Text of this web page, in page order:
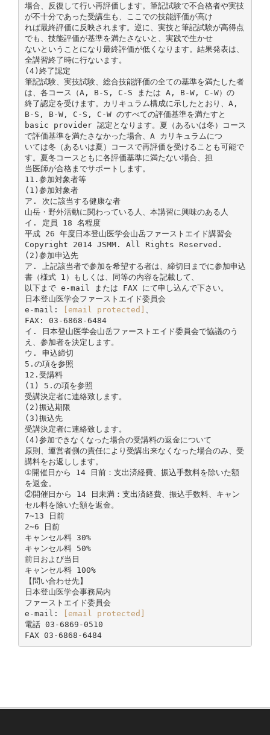
場合、反復して行い再評価します。筆記試験で不合格者や実技
が不十分であった受講生も、ここでの技能評価が高け
れば最終評価に反映されます。逆に、実技と筆記試験が高得点
でも、技能評価が基準を満たさないと、実践で生かせ
ないということになり最終評価が低くなります。結果発表は、
全講習終了時に行ないます。
(4)終了認定
筆記試験、実技試験、総合技能評価の全ての基準を満たした者
は、各コース（A, B-S, C-S または A, B-W, C-W）の
終了認定を受けます。カリキュラム構成に示したとおり、A,
B-S, B-W, C-S, C-W のすべての評価基準を満たすと
basic provider 認定となります。夏（あるいは冬）コース
で評価基準を満たさなかった場合、A カリキュラムにつ
いては冬（あるいは夏）コースで再評価を受けることも可能で
す。夏冬コースともに各評価基準に満たない場合、担
当医師が合格までサポートします。
11.参加対象者等
(1)参加対象者
ア. 次に該当する健康な者
山岳・野外活動に関わっている人、本講習に興味のある人
イ. 定員 18 名程度
平成 26 年度日本登山医学会山岳ファーストエイド講習会
Copyright 2014 JSMM. All Rights Reserved.
(2)参加申込先
ア. 上記該当者で参加を希望する者は、締切日までに参加申込
書（様式 1）もしくは、同等の内容を記載して、
以下まで e-mail または FAX にて申し込んで下さい。
日本登山医学会ファーストエイド委員会
e-mail:
[email protected]
FAX: 03-6868-6484
イ. 日本登山医学会山岳ファーストエイド委員会で協議のう
え、参加者を決定します。
ウ. 申込締切
5.の項を参照
12.受講料
(1) 5.の項を参照
受講決定者に連絡致します。
(2)振込期限
(3)振込先
受講決定者に連絡致します。
(4)参加できなくなった場合の受講料の返金について
原則、運営者側の責任により受講出来なくなった場合のみ、受
講料をお返しします。
①開催日から 14 日前：支出済経費、振込手数料を除いた額
を返金。
②開催日から 14 日未満：支出済経費、振込手数料、キャン
セル料を除いた額を返金。
7∼13 日前
2∼6 日前
キャンセル料 30%
キャンセル料 50%
前日および当日
キャンセル料 100%
【問い合わせ先】
日本登山医学会事務局内
ファーストエイド委員会
e-mail:
[email protected]
電話 03-6869-0510
FAX 03-6868-6484